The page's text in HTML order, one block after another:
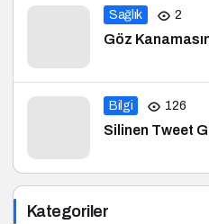
Sağlık 2
Göz
Bilgi 126
Silinen Tweet
Kategoriler